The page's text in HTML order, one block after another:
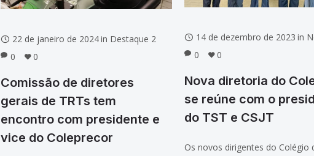
22 de janeiro de 2024in Destaque 2
0
0
Comissão de diretores
gerais de TRTs tem
encontro com presidente e
vice do Coleprecor
14 de dezembro de 2023 in
0
0
Nova diretoria do
se reúne com o
do TST e CSJT
Os novos dirigentes do Colégio